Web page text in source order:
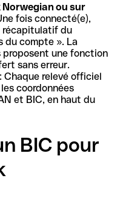
ou sur
fois connecté(e),
récapitulatif du
du compte ». La
une fonction
sans erreur.
: Chaque relevé officiel
coordonnées
et BIC, en haut du
BIC pour